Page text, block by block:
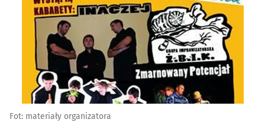
Fot: materiały organizatora